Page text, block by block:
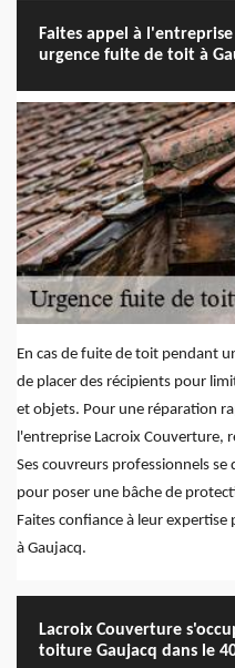
Faites appel à
urgence fuite de toit à
En cas de fuite de toit pendant
de placer des récipients pour
et objets. Pour une réparation
l'entreprise Lacroix Couverture,
Ses couvreurs professionnels
pour poser une bâche de
Faites confiance à leur
à Gaujacq.
Lacroix Couverture
toiture Gaujacq dans le